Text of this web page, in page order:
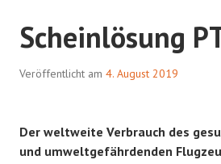
Scheinlösung
Veröffentlicht am 4. August 2019
Der weltweite Verbrauch des
und umweltgefährdenden